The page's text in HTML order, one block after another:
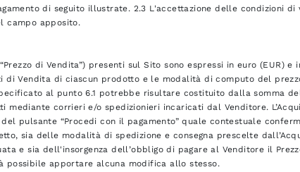
di seguito illustrate. 2.3 L'accettazione delle condizioni di
campo apposito.
di Vendita”) presenti sul Sito sono espressi in euro (EUR)
di Vendita di ciascun prodotto e le modalità di computo del
al punto 6.1 potrebbe risultare costituito dalla somma
mediante corrieri e/o spedizionieri incaricati dal Venditore.
pulsante “Procedi con il pagamento” quale contestuale
sia delle modalità di spedizione e consegna prescelte
e sia dell'insorgenza dell’obbligo di pagare al Venditore il
possibile apportare alcuna modifica allo stesso.